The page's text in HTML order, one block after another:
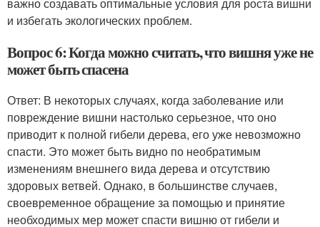
и избегать экологических проблем.
Вопрос 6: Когда можно считать, что вишня уже не
может быть спасена
Ответ: В некоторых случаях, когда заболевание или
повреждение вишни настолько серьезное, что оно
приводит к полной гибели дерева, его уже невозможно
спасти. Это может быть видно по необратимым
изменениям внешнего вида дерева и отсутствию
здоровых ветвей. Однако, в большинстве случаев,
своевременное обращение за помощью и принятие
необходимых мер может спасти вишню от гибели и